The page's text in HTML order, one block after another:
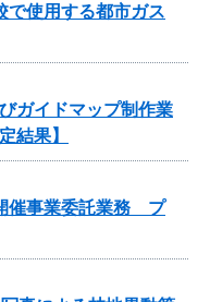
で使用する都市ガス
ガイドマップ制作業
結果】
催事業委託業務 プ